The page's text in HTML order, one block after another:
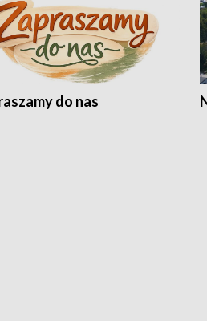
do nas